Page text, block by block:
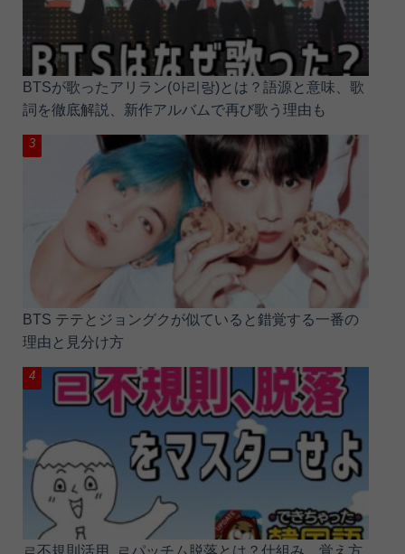
BTSが歌ったアリラン(아리랑)とは？語源と意味、歌
詞を徹底解説、新作アルバムで再び歌う理由も
BTS テテとジョングクが似ていると錯覚する一番の
理由と見分け方